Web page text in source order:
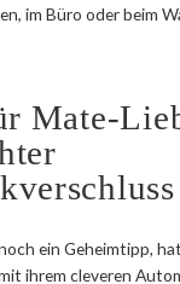
im Büro oder beim
Mate-
ein Geheimtipp,
ihrem cleveren